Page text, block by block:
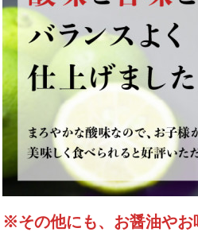
※その他にも、お醤油やお